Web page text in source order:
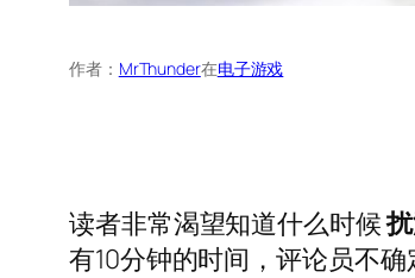
作者： MrThunder在电子游戏
读者非常渴望知道什么时候
有10分钟的时间，评论员不确